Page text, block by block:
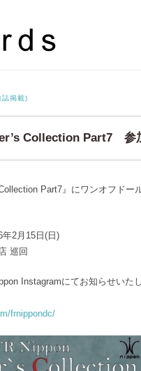
掲載)
Collection Part7 参
Collection Part7』にワンオフド
年2月15日(日)
巡回
Instagramにてお知らせいた
frnippondc/